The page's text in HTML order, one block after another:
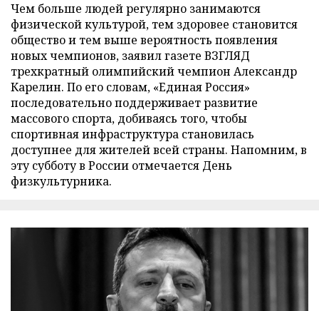
Чем больше людей регулярно занимаются
физической культурой, тем здоровее становится
общество и тем выше вероятность появления
новых чемпионов, заявил газете ВЗГЛЯД
трехкратный олимпийский чемпион Александр
Карелин. По его словам, «Единая Россия»
последовательно поддерживает развитие
массового спорта, добиваясь того, чтобы
спортивная инфраструктура становилась
доступнее для жителей всей страны. Напомним, в
эту субботу в России отмечается День
физкультурника.